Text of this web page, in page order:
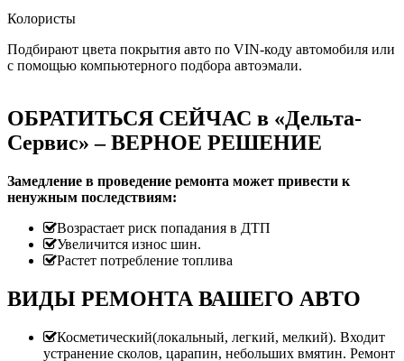
Колористы
Подбирают цвета покрытия авто по VIN-коду автомобиля или
с помощью компьютерного подбора автоэмали.
ОБРАТИТЬСЯ СЕЙЧАС в «Дельта-
Сервис» – ВЕРНОЕ РЕШЕНИЕ
Замедление в проведение ремонта может привести к
ненужным последствиям:
Возрастает риск попадания в ДТП
Увеличится износ шин.
Растет потребление топлива
ВИДЫ РЕМОНТА ВАШЕГО АВТО
Косметический(локальный, легкий, мелкий). Входит
устранение сколов, царапин, небольших вмятин. Ремонт